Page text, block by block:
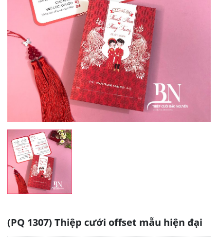
(PQ 1307) Thiệp cưới offset mẫu hiện đại